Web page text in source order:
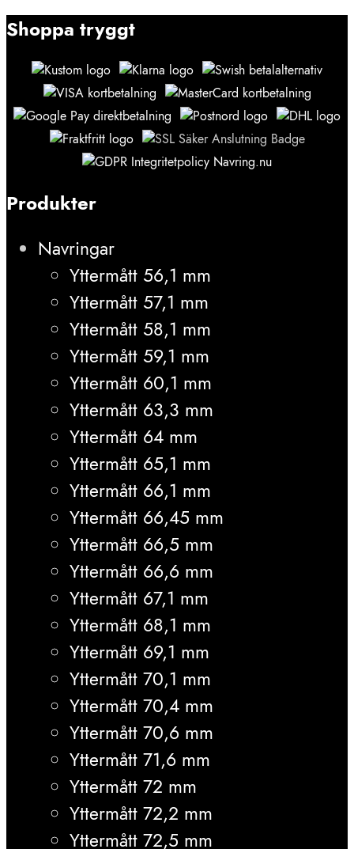
Shoppa tryggt
Produkter
Navringar
Yttermått 56,1 mm
Yttermått 57,1 mm
Yttermått 58,1 mm
Yttermått 59,1 mm
Yttermått 60,1 mm
Yttermått 63,3 mm
Yttermått 64 mm
Yttermått 65,1 mm
Yttermått 66,1 mm
Yttermått 66,45 mm
Yttermått 66,5 mm
Yttermått 66,6 mm
Yttermått 67,1 mm
Yttermått 68,1 mm
Yttermått 69,1 mm
Yttermått 70,1 mm
Yttermått 70,4 mm
Yttermått 70,6 mm
Yttermått 71,6 mm
Yttermått 72 mm
Yttermått 72,2 mm
Yttermått 72,5 mm